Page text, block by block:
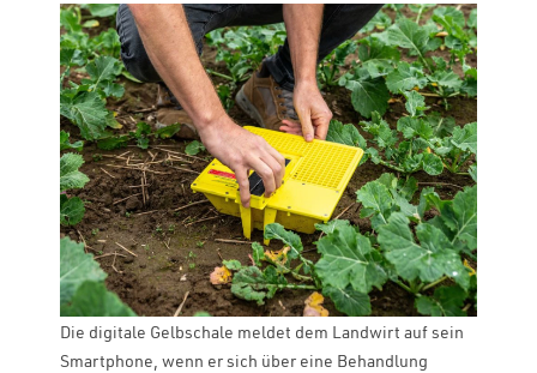
Die digitale Gelbschale meldet dem Landwirt auf sein
Smartphone, wenn er sich über eine Behandlung